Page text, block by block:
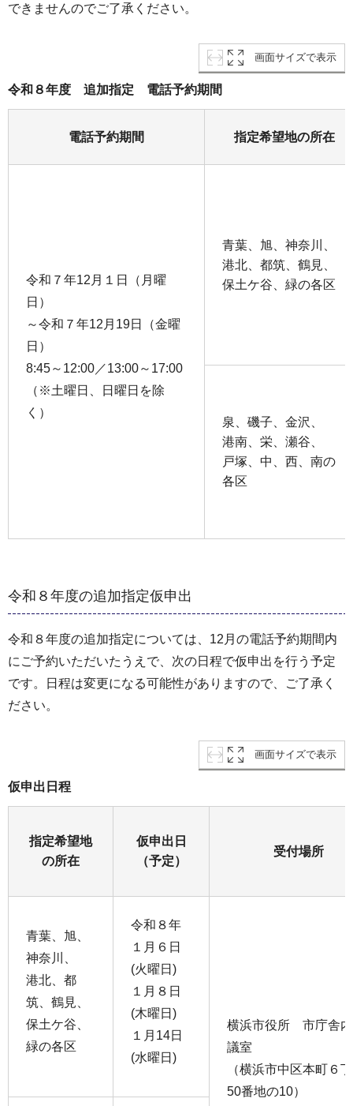
できませんのでご了承ください。
画面サイズで表示
令和８年度 追加指定 電話予約期間
電話予約期間 指定希望地の所在
令和７年12月１日（月曜
日）
～令和７年12月19日（金曜
日）
8:45～12:00／13:00～17:00
（※土曜日、日曜日を除
く）
青葉、旭、神奈川、
港北、都筑、鶴見、
保土ケ谷、緑の各区
泉、磯子、金沢、
港南、栄、瀬谷、
戸塚、中、西、南の
各区
令和８年度の追加指定仮申出
令和８年度の追加指定については、12月の電話予約期間内
にご予約いただいたうえで、次の日程で仮申出を行う予定
です。日程は変更になる可能性がありますので、ご了承く
ださい。
画面サイズで表示
仮申出日程
指定希望地
の所在
仮申出日
（予定）
受付場所
青葉、旭、
神奈川、
港北、都
筑、鶴見、
保土ケ谷、
緑の各区
令和８年
１月６日
(火曜日)
１月８日
(木曜日)
１月14日
(水曜日)
横浜市役所 市庁舎
議室
（横浜市中区本町６
50番地の10）